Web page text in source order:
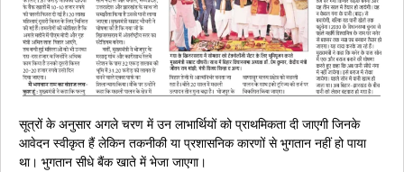
सूत्रों के अनुसार अगले चरण में उन लाभार्थियों को प्राथमिकता दी जाएगी जिनके
आवेदन स्वीकृत हैं लेकिन तकनीकी या प्रशासनिक कारणों से भुगतान नहीं हो पाया
था। भुगतान सीधे बैंक खाते में भेजा जाएगा।